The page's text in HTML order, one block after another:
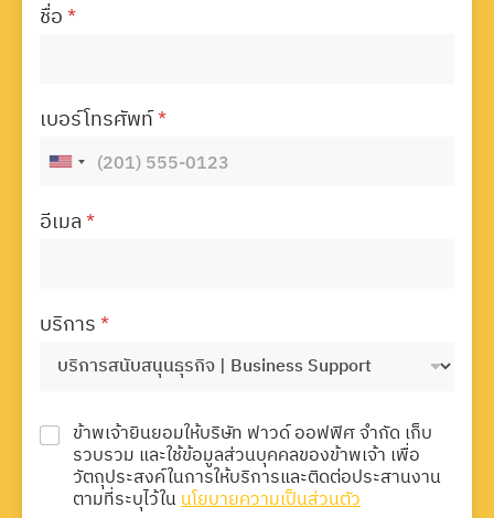
ชื่อ*
เบอร์โทรศัพท์*
อีเมล*
บริการ*
ข้าพเจ้ายินยอมให้บริษัท ฟาวด์ ออฟฟิศ จำกัด เก็บ
รวบรวม และใช้ข้อมูลส่วนบุคคลของข้าพเจ้า เพื่อ
วัตถุประสงค์ในการให้บริการและติดต่อประสานงาน
ตามที่ระบุไว้ในนโยบายความเป็นส่วนตัว